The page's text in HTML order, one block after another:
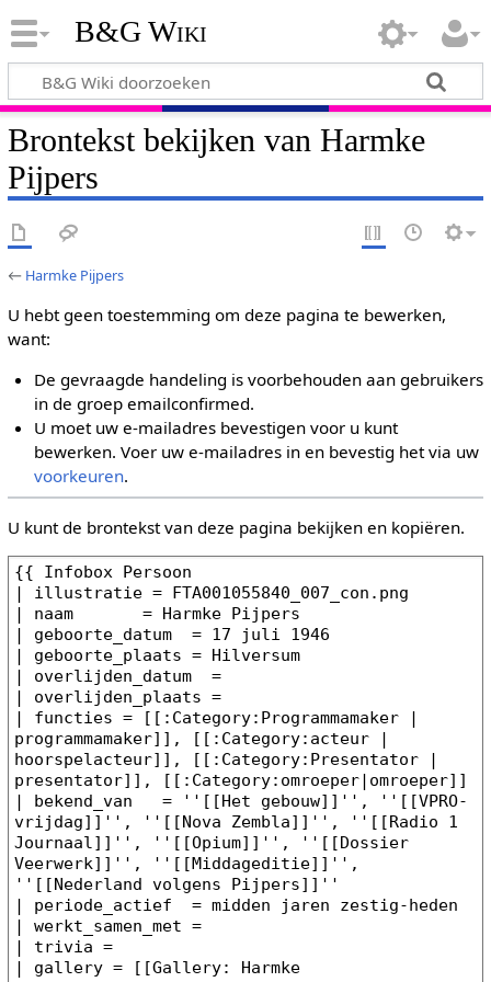
B&G Wiki
Brontekst bekijken van Harmke
Pijpers
← Harmke Pijpers
U hebt geen toestemming om deze pagina te bewerken,
want:
De gevraagde handeling is voorbehouden aan gebruikers
in de groep emailconfirmed.
U moet uw e-mailadres bevestigen voor u kunt
bewerken. Voer uw e-mailadres in en bevestig het via uw
voorkeuren.
U kunt de brontekst van deze pagina bekijken en kopiëren.